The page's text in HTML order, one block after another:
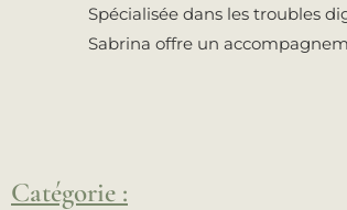
Spécialisée dans les troubles
Sabrina offre un
Catégorie :